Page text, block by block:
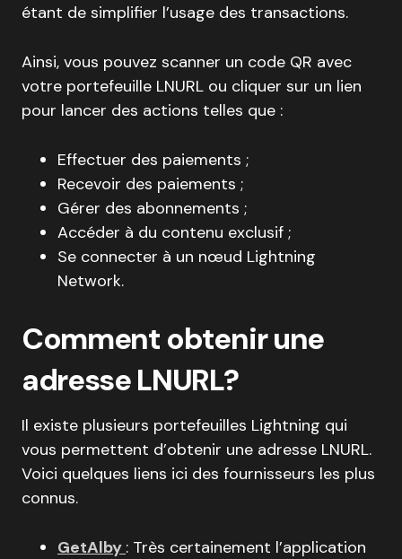
étant de simplifier l’usage des transactions.
Ainsi, vous pouvez scanner un code QR avec
votre portefeuille LNURL ou cliquer sur un lien
pour lancer des actions telles que :
Effectuer des paiements ;
Recevoir des paiements ;
Gérer des abonnements ;
Accéder à du contenu exclusif ;
Se connecter à un nœud Lightning
Network.
Comment obtenir une
adresse LNURL?
Il existe plusieurs portefeuilles Lightning qui
vous permettent d’obtenir une adresse LNURL.
Voici quelques liens ici des fournisseurs les plus
connus.
GetAlby : Très certainement l’application